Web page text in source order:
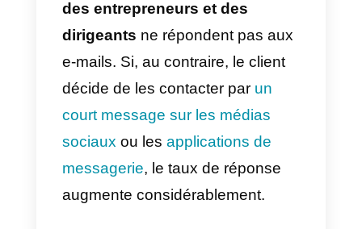
via le téléphone d’abord, et
maintenant via l’internet.
Avec l’arrivée des réseaux
sociaux, la manière de vendre a
radicalement changé. Cela
signifie qu’il a été nécessaire de